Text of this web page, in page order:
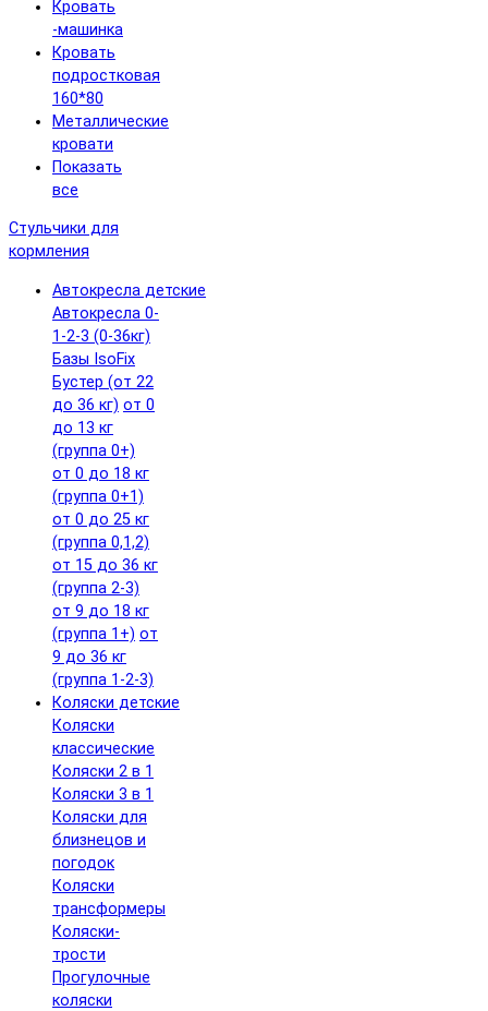
Кровать
-машинка
Кровать
подростковая
160*80
Металлические
кровати
Показать
все
Стульчики для
кормления
Автокресла детские
Автокресла 0-
1-2-3 (0-36кг)
Базы IsoFix
Бустер (от 22
до 36 кг) от 0
до 13 кг
(группа 0+)
от 0 до 18 кг
(группа 0+1)
от 0 до 25 кг
(группа 0,1,2)
от 15 до 36 кг
(группа 2-3)
от 9 до 18 кг
(группа 1+) от
9 до 36 кг
(группа 1-2-3)
Коляски детские
Коляски
классические
Коляски 2 в 1
Коляски 3 в 1
Коляски для
близнецов и
погодок
Коляски
трансформеры
Коляски-
трости
Прогулочные
коляски